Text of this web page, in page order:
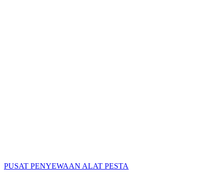
PUSAT PENYEWAAN ALAT PESTA